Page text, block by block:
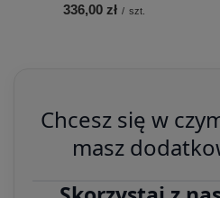
336,00 zł / szt.
Chcesz się w
masz